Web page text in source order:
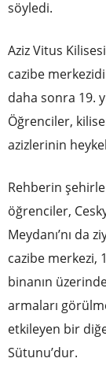
söyledi.
Aziz Vitus
cazibe
daha sonra 19.
Öğrenciler,
azizlerinin
Rehberin
öğrenciler,
Meydanı’nı da
cazibe merkezi,
binanın
armaları
etkileyen bir
Sütunu’dur.